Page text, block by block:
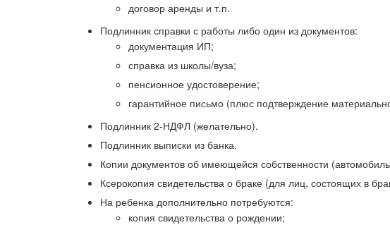
договор аренды и т.п.
Подлинник справки с работы либо один из документов:
документация ИП;
справка из школы/вуза;
пенсионное удостоверение;
гарантийное письмо (плюс подтверждение
Подлинник 2-НДФЛ (желательно).
Подлинник выписки из банка.
Копии документов об имеющейся собственности
Ксерокопия свидетельства о браке (для лиц, состоящих в
На ребенка дополнительно потребуются:
копия свидетельства о рождении;